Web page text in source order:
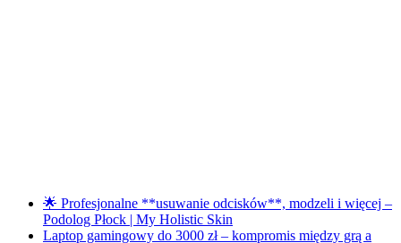
🌟 Profesjonalne **usuwanie odcisków**, modzeli i więcej –
Podolog Płock | My Holistic Skin
Laptop gamingowy do 3000 zł – kompromis między grą a